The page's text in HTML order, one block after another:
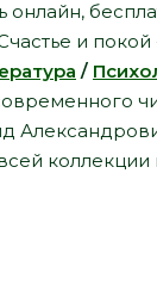
онлайн,
и
/